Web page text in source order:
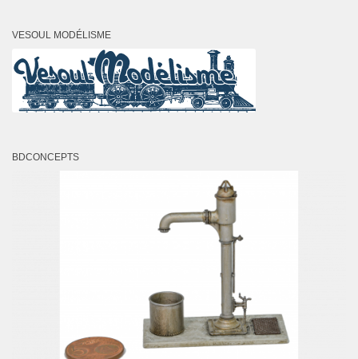
VESOUL MODÉLISME
BDCONCEPTS